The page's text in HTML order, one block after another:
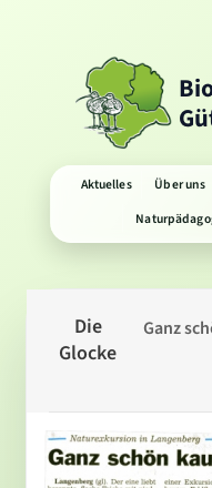
Aktuelles Über uns
Die
Glocke
Ganz